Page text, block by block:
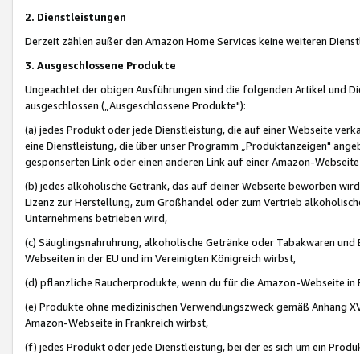
2. Dienstleistungen
Derzeit zählen außer den Amazon Home Services keine weiteren
3. Ausgeschlossene Produkte
Ungeachtet der obigen Ausführungen sind die folgenden Artikel und
ausgeschlossen („Ausgeschlossene Produkte"):
(a) jedes Produkt oder jede Dienstleistung, die auf einer Webseite
eine Dienstleistung, die über unser Programm „Produktanzeigen"
gesponserten Link oder einen anderen Link auf einer Amazon-
(b) jedes alkoholische Getränk, das auf deiner Webseite beworben
Lizenz zur Herstellung, zum Großhandel oder zum Vertrieb
Unternehmens betrieben wird,
(c) Säuglingsnahruhrung, alkoholische Getränke oder Tabakwaren
Webseiten in der EU und im Vereinigten Königreich wirbst,
(d) pflanzliche Raucherprodukte, wenn du für die Amazon-Webseite in
(e) Produkte ohne medizinischen Verwendungszweck gemäß Anhang
Amazon-Webseite in Frankreich wirbst,
(f) jedes Produkt oder jede Dienstleistung, bei der es sich um ein